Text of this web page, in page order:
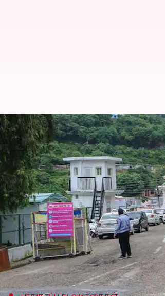
நிலச்சரிவு
வைக்கப்பட்டுள்ளது
எழுதியவர் Venkatalakshmi V Sep 01, 2025
செய்தி முன்னோட்டம்
மோசமானவானிலை
நிறுத்தி வைக்கப்பட்டுள்ளது.
வழக்கமாக
ஏற்பட்டதை அடுத்து